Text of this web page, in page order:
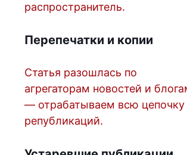
распространитель.
Перепечатки и копии
Статья разошлась по
агрегаторам новостей и
— отрабатываем всю цепочку
републикаций.